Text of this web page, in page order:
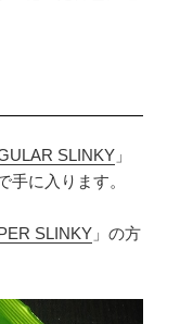
SLINKY 」
手に入ります。
SLINKY 」の方